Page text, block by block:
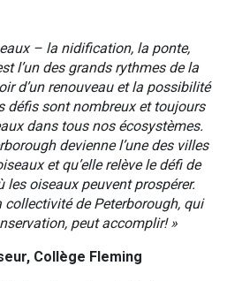
– la nidification, la ponte,
l’un des grands rythmes de la
d’un renouveau et la possibilité
défis sont nombreux et toujours
dans tous nos écosystèmes.
devienne l’une des villes
et qu’elle relève le défi de
les oiseaux peuvent prospérer.
collectivité de Peterborough, qui
peut accomplir! »
Collège Fleming